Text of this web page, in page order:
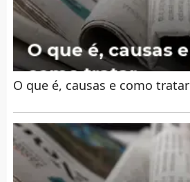
O que é, causas e como tratar